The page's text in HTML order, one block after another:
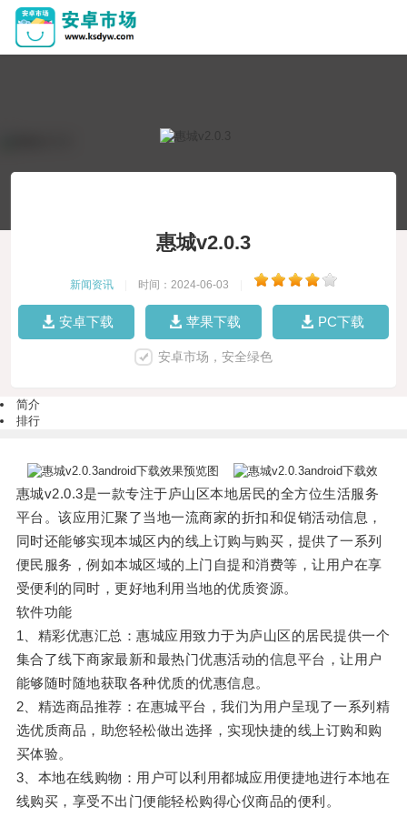
惠城v2.0.3
新闻资讯 时间：2024-06-03
安卓下载 苹果下载 PC下载
安卓市场，安全绿色
简介
排行
惠城v2.0.3是一款专注于庐山区本地居民的全方位生活服务
平台。该应用汇聚了当地一流商家的折扣和促销活动信息，
同时还能够实现本城区内的线上订购与购买，提供了一系列
便民服务，例如本城区域的上门自提和消费等，让用户在享
受便利的同时，更好地利用当地的优质资源。
软件功能
1、精彩优惠汇总：惠城应用致力于为庐山区的居民提供一个
集合了线下商家最新和最热门优惠活动的信息平台，让用户
能够随时随地获取各种优质的优惠信息。
2、精选商品推荐：在惠城平台，我们为用户呈现了一系列精
选优质商品，助您轻松做出选择，实现快捷的线上订购和购
买体验。
3、本地在线购物：用户可以利用都城应用便捷地进行本地在
线购买，享受不出门便能轻松购得心仪商品的便利。